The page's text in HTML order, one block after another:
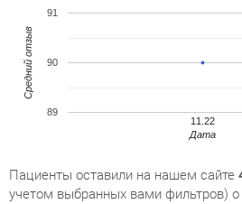
11.22
89
90
91
Дата
Средний отзыв
Пациенты оставили на нашем сайте
учетом выбранных вами фильтров)